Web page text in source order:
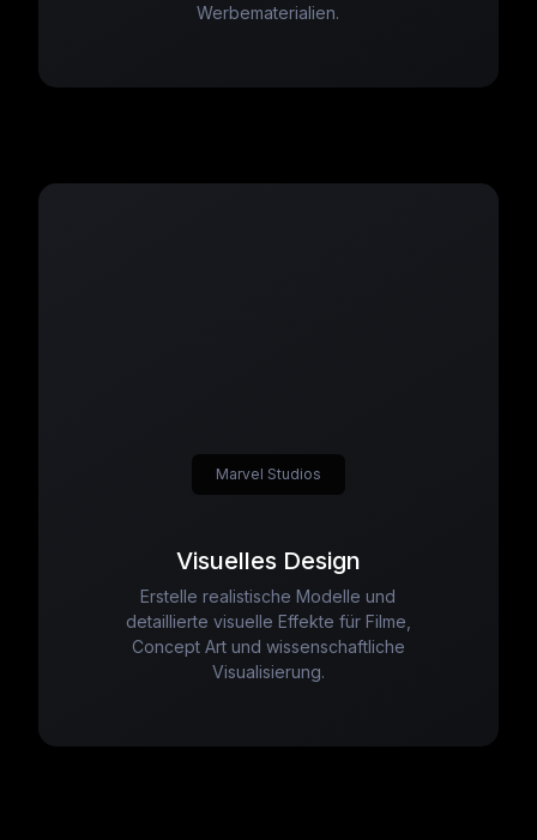
Werbematerialien.
Visuelles Design
Erstelle realistische Modelle und
detaillierte visuelle Effekte für Filme,
Concept Art und wissenschaftliche
Visualisierung.
Marvel Studios